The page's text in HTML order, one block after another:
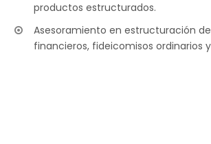
productos estructurados.
Asesoramiento en estructuración
financieros, fideicomisos ordinarios